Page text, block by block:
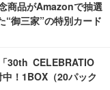
商品がAmazonで抽選
“御三家”の特別カード
30th CELEBRATIO
！1BOX（20パック